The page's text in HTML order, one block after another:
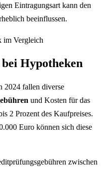
Eintragungsart kann den
beeinflussen.
Hypotheken
2024 fallen diverse
und Kosten für das
2 Prozent des Kaufpreises.
Euro können sich diese
zwischen